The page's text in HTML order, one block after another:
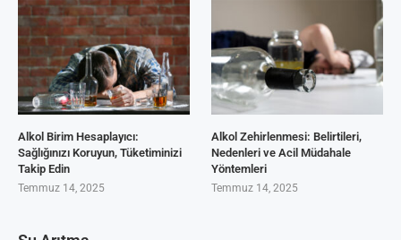
Alkol Birim Hesaplayıcı:
Sağlığınızı Koruyun, Tüketiminizi
Takip Edin
Temmuz 14, 2025
Alkol Zehirlenmesi: Belirtileri,
Nedenleri ve Acil Müdahale
Yöntemleri
Temmuz 14, 2025